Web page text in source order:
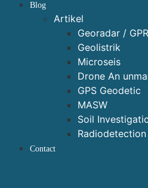
Blog
Artikel
Georadar / GPR
Geolistrik
Microseis
Drone An
GPS Geodetic
MASW
Soil
Radiodetection
Contact